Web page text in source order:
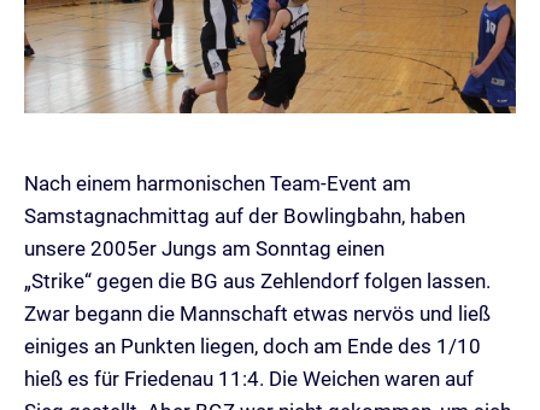
Nach einem harmonischen Team-Event am
Samstagnachmittag auf der Bowlingbahn, haben
unsere 2005er Jungs am Sonntag einen
„Strike“ gegen die BG aus Zehlendorf folgen lassen.
Zwar begann die Mannschaft etwas nervös und ließ
einiges an Punkten liegen, doch am Ende des 1/10
hieß es für Friedenau 11:4. Die Weichen waren auf